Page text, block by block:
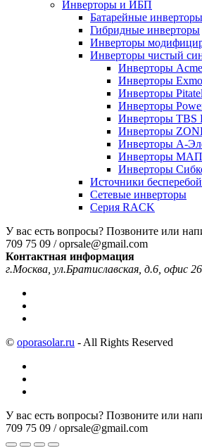
Инверторы и ИБП
Батарейные инверторы
Гибридные инверторы
Инверторы
Инверторы чистый
Инверторы
Инверторы
Инверторы Pitatel
Инверторы
Инверторы TBS
Инверторы
Инверторы А-
Инверторы
Инверторы
Источники
Сетевые инверторы
Серия RACK
У вас есть вопросы? Позвоните или
709 75 09 / oprsale@gmail.com
Контактная информация
г.Москва, ул.Братиславская, д.6, офис
© oporasolar.ru - All Rights Reserved
У вас есть вопросы? Позвоните или
709 75 09 / oprsale@gmail.com